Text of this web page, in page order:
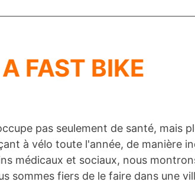
FAST BIKE
pas seulement de santé, mais
à vélo toute l'année, de manière
médicaux et sociaux, nous
sommes fiers de le faire dans une